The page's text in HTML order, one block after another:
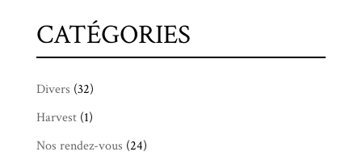
CATÉGORIES
Divers (32)
Harvest(1)
Nos rendez-vous (24)